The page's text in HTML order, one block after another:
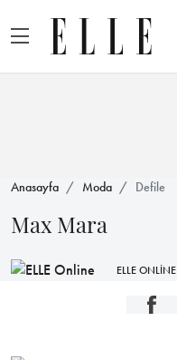
Anasayfa Moda Defile
Max Mara
ELLE ONLİNE